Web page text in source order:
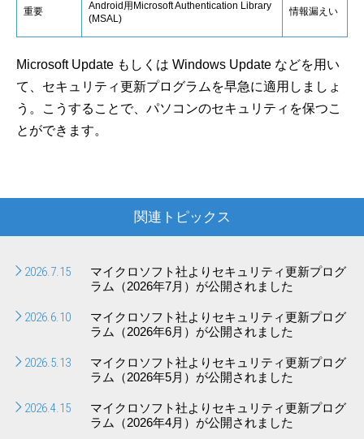
重要
Android用Microsoft Authentication Library
(MSAL)
情報漏えい
Microsoft Update もしくは Windows Update などを用い
て、セキュリティ更新プログラムを早急に適用しましょ
う。こうすることで、パソコンのセキュリティを保つこ
とができます。
関連トピックス
2026.7.15
マイクロソフト社よりセキュリティ更新プログ
ラム（2026年7月）が公開されました
2026.6.10
マイクロソフト社よりセキュリティ更新プログ
ラム（2026年6月）が公開されました
2026.5.13
マイクロソフト社よりセキュリティ更新プログ
ラム（2026年5月）が公開されました
2026.4.15
マイクロソフト社よりセキュリティ更新プログ
ラム（2026年4月）が公開されました